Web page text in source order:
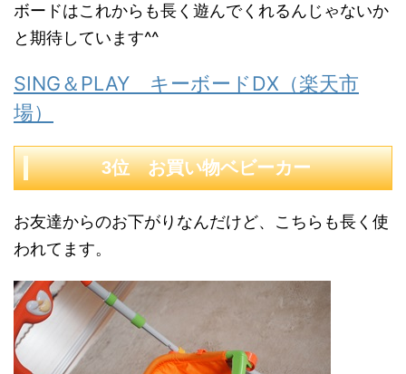
ボードはこれからも長く遊んでくれるんじゃないか
と期待しています^^
SING＆PLAY キーボードDX（楽天市
場）
3位 お買い物ベビーカー
お友達からのお下がりなんだけど、こちらも長く使
われてます。